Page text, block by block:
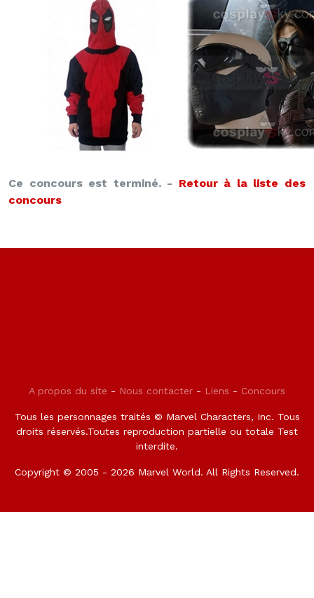
Ce concours est terminé. - Retour à la liste des
concours
A propos du site - Nous contacter - Liens - Concours
Tous les personnages traités © Marvel Characters, Inc. Tous
droits réservés.Toutes reproduction partielle ou totale Test
interdite.
Copyright © 2005 - 2026 Marvel World. All Rights Reserved.